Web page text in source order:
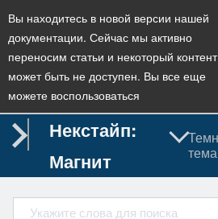
Вы находитесь в новой версии нашей
документации. Сейчас мы активно
переносим статьи и некоторый контент
может быть не доступен. Вы все еще
можете воспользоваться
Некстайп:
Магнит
тема